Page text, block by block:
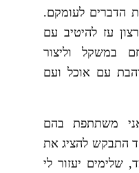
הדברים לעומקם.
עז להיטיב עם
במשקל וליצור
עם אוכל ועם
משתתפת בהם
התבקש להציג את
שלימים יעזור לי